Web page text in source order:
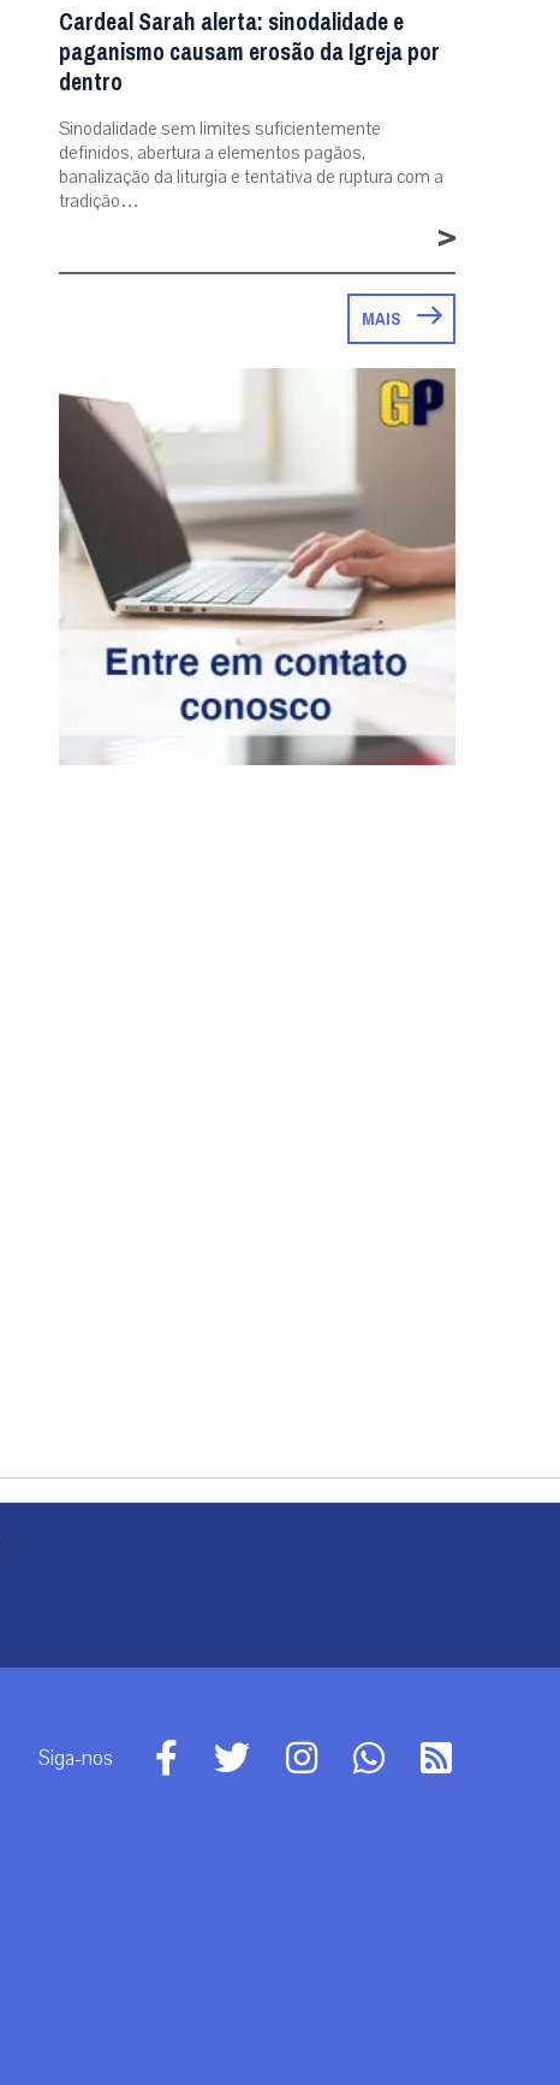
Cardeal Sarah alerta: sinodalidade e
paganismo causam erosão da Igreja por
dentro
Sinodalidade sem limites suficientemente
definidos, abertura a elementos pagãos,
banalização da liturgia e tentativa de ruptura com a
tradição…
>
MAIS
Siga-nos